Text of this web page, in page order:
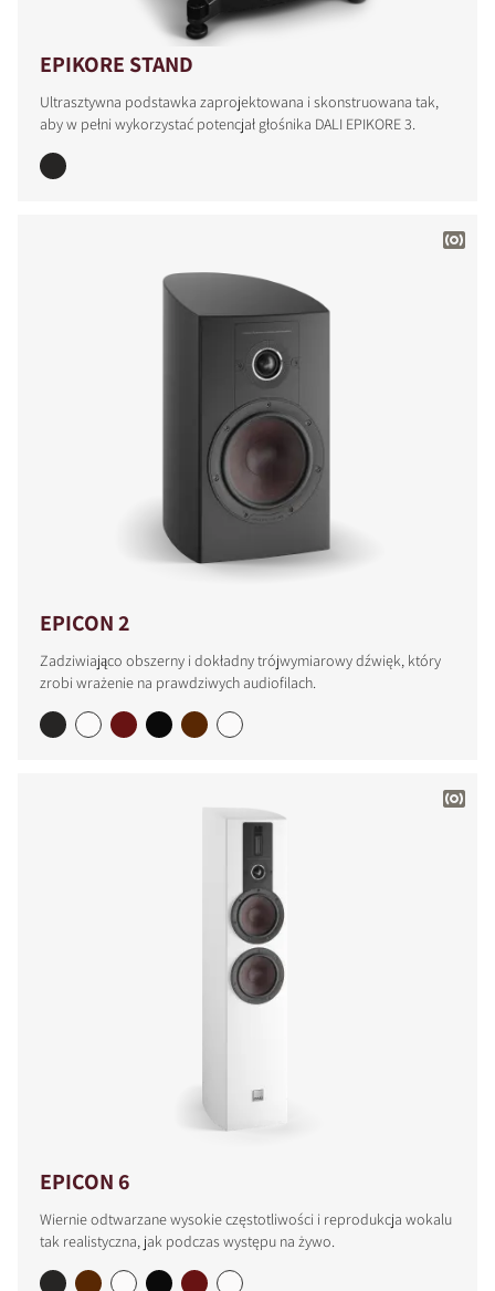
EPIKORE STAND
Ultrasztywna podstawka zaprojektowana i skonstruowana tak,
aby w pełni wykorzystać potencjał głośnika DALI EPIKORE 3.
EPICON 2
Zadziwiająco obszerny i dokładny trójwymiarowy dźwięk, który
zrobi wrażenie na prawdziwych audiofilach.
EPICON 6
Wiernie odtwarzane wysokie częstotliwości i reprodukcja wokalu
tak realistyczna, jak podczas występu na żywo.
PORÓWNAJ PRODUKTY